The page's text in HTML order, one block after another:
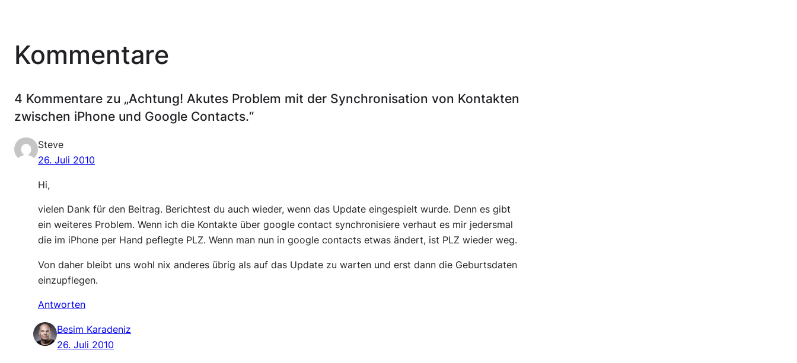
Kommentare
4 Kommentare zu „Achtung! Akutes Problem mit der Synchronisation von Kontakten
zwischen iPhone und Google Contacts.“
Steve
26. Juli 2010
Hi,
vielen Dank für den Beitrag. Berichtest du auch wieder, wenn das Update eingespielt wurde. Denn es gibt
ein weiteres Problem. Wenn ich die Kontakte über google contact synchronisiere verhaut es mir jedersmal
die im iPhone per Hand peflegte PLZ. Wenn man nun in google contacts etwas ändert, ist PLZ wieder weg.
Von daher bleibt uns wohl nix anderes übrig als auf das Update zu warten und erst dann die Geburtsdaten
einzupflegen.
Antworten
Besim Karadeniz
26. Juli 2010